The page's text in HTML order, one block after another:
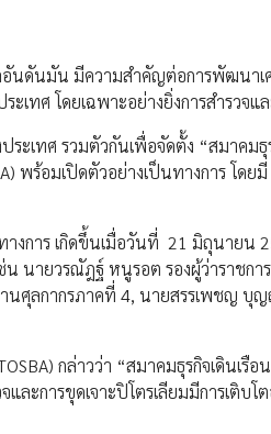
นดันมัน มีความสำคัญต่อการพัฒนาเ
ทศ โดยเฉพาะอย่างยิ่งการสำรวจแล
ระเทศ รวมตัวกันเพื่อจัดตั้ง “สมาคม
พร้อมเปิดตัวอย่างเป็นทางการ โด
างการ เกิดขึ้นเมื่อวันที่ 21 มิถุนายน
นายวรณัฎฐ์ หนูรอต รองผู้ว่าราชกา
ศุลกากรภาคที่ 4, นายสรรเพชญ บุ
กล่าวว่า “สมาคมธุรกิจเดินเรือ
การขุดเจาะปิโตรเลียมมีการเติบโ